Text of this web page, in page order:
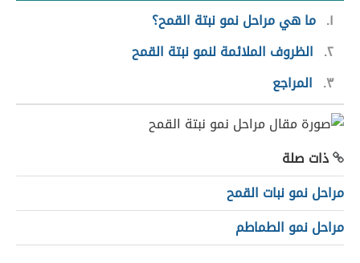
١ ما هي مراحل نمو نبتة القمح؟
٢ الظروف الملائمة لنمو نبتة القمح
٣
المراجع
ذات صلة
مراحل نمو نبات القمح
مراحل نمو الطماطم